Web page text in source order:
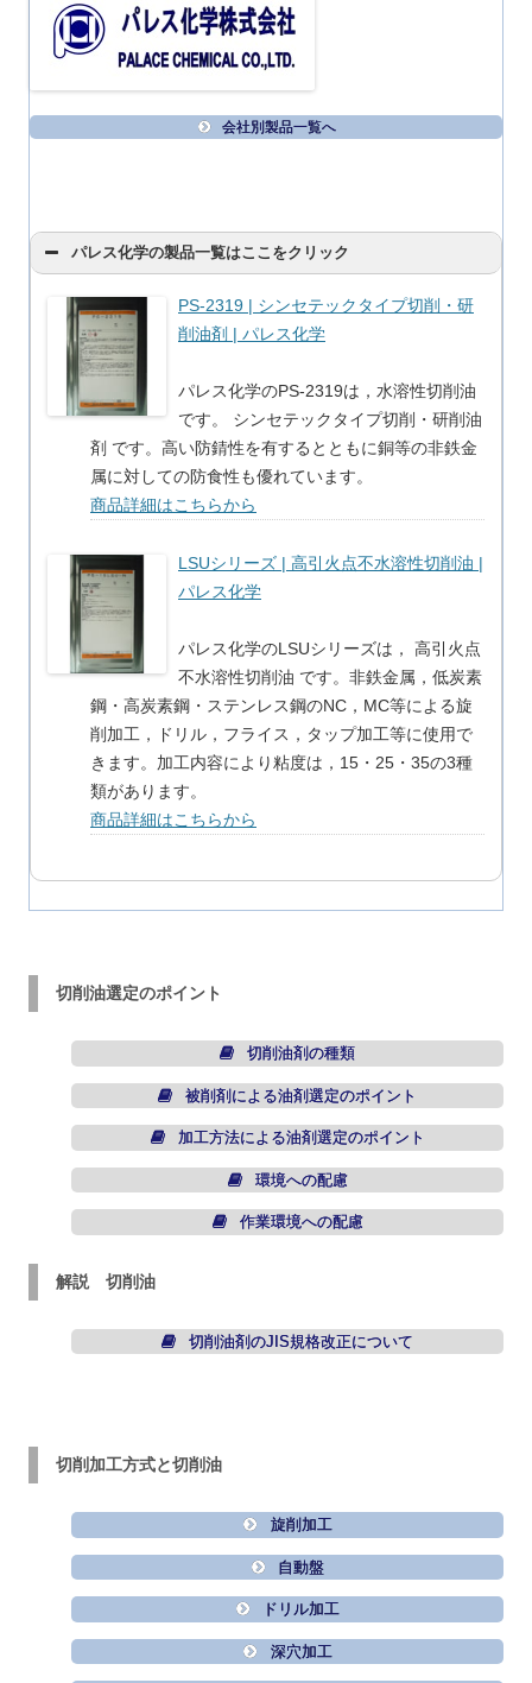
会社別製品一覧へ
パレス化学の製品一覧はここをクリック
PS-2319 | シンセテックタイプ切削・研
削油剤 | パレス化学
パレス化学のPS-2319は，水溶性切削油
です。 シンセテックタイプ切削・研削油
剤 です。高い防錆性を有するとともに銅等の非鉄金
属に対しての防食性も優れています。
商品詳細はこちらから
LSUシリーズ | 高引火点不水溶性切削油 |
パレス化学
パレス化学のLSUシリーズは， 高引火点
不水溶性切削油 です。非鉄金属，低炭素
鋼・高炭素鋼・ステンレス鋼のNC，MC等による旋
削加工，ドリル，フライス，タップ加工等に使用で
きます。加工内容により粘度は，15・25・35の3種
類があります。
商品詳細はこちらから
切削油選定のポイント
切削油剤の種類
被削剤による油剤選定のポイント
加工方法による油剤選定のポイント
環境への配慮
作業環境への配慮
解説 切削油
切削油剤のJIS規格改正について
切削加工方式と切削油
旋削加工
自動盤
ドリル加工
深穴加工